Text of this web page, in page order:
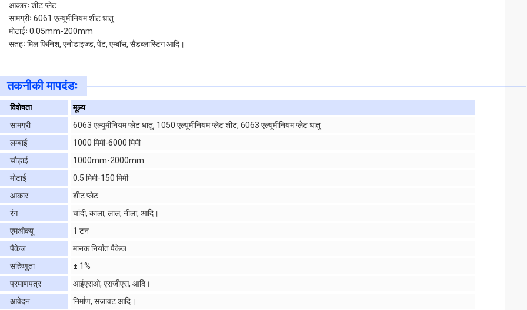
आकारः शीट प्लेट
सामग्रीः 6061 एल्यूमीनियम शीट धातु
मोटाईः 0.05mm-200mm
सतहः मिल फिनिश, एनोडाइज्ड, पेंट, एम्बॉस, सैंडब्लास्टिंग आदि।
तकनीकी मापदंडः
विशेषता
मूल्य
सामग्री
6063 एल्यूमीनियम प्लेट धातु, 1050 एल्यूमीनियम प्लेट शीट, 6063 एल्यूमीनियम प्लेट धातु
लम्बाई
1000 मिमी-6000 मिमी
चौड़ाई
1000mm-2000mm
मोटाई
0.5 मिमी-150 मिमी
आकार
शीट प्लेट
रंग
चांदी, काला, लाल, नीला, आदि।
एमओक्यू
1 टन
पैकेज
मानक निर्यात पैकेज
सहिष्णुता
± 1%
प्रमाणपत्र
आईएसओ, एसजीएस, आदि।
आवेदन
निर्माण, सजावट आदि।